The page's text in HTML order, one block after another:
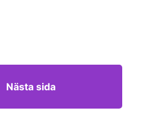
Nästa sida